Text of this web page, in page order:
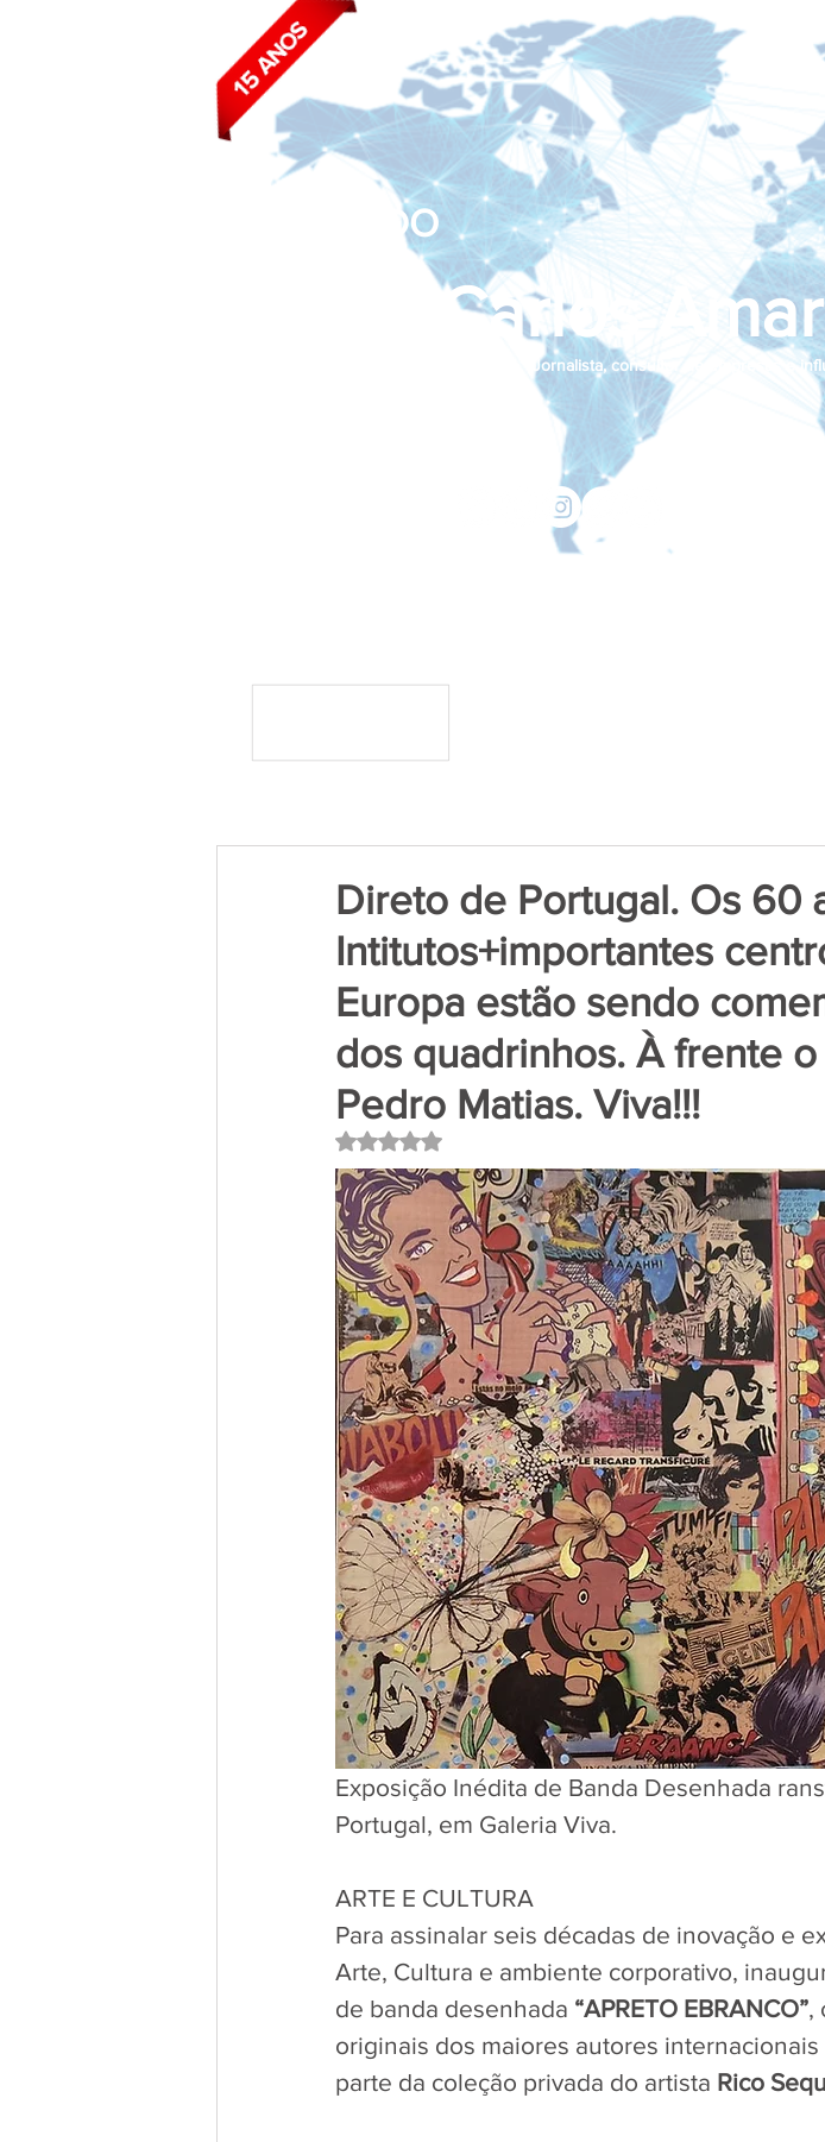
João Carlos
BLOG DO
Jornalista, consultor de empresas e
Direto de Portugal. Os 60
Intitutos+importantes
Europa estão sendo
dos quadrinhos. À frente
Pedro Matias. Viva!!!
Avaliado com NaN de 5 estrelas.
Exposição Inédita de Banda Desenhada
Portugal, em Galeria Viva.
ARTE E CULTURA
Para assinalar seis décadas de inovação e
Arte, Cultura e ambiente corporativo,
de banda desenhada “APRETO EBRANCO”,
originais dos maiores autores
parte da coleção privada do artista Rico